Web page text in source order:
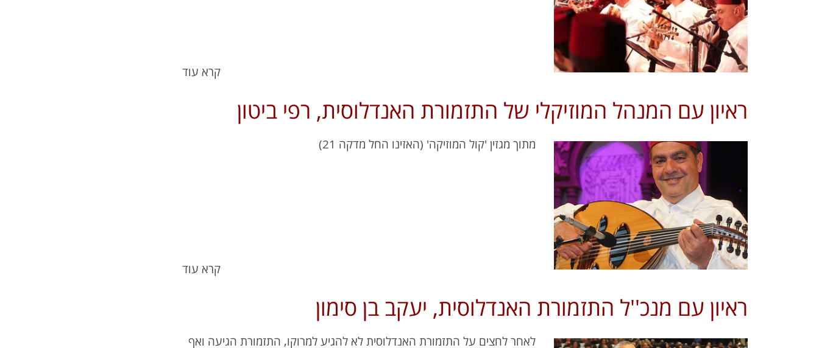
קרא עוד
ראיון עם המנהל המוזיקלי של התזמורת האנדלוסית, רפי ביטון
מתוך מגזין 'קול המוזיקה' (האזינו החל מדקה 21)
קרא עוד
ראיון עם מנכ''ל התזמורת האנדלוסית, יעקב בן סימון
לאחר לחצים על התזמורת האנדלוסית לא להגיע למרוקו, התזמורת הגיעה ואף